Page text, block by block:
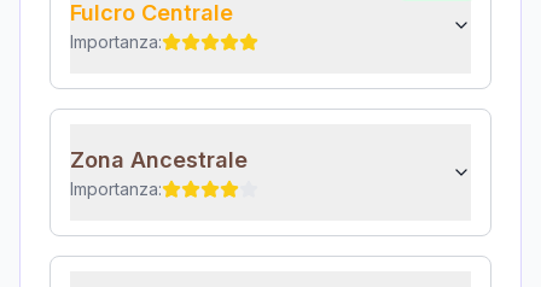
Fulcro Centrale
Importanza:
Zona Ancestrale
Importanza: